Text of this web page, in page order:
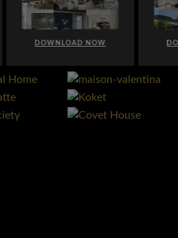
DOWNLOAD NOW